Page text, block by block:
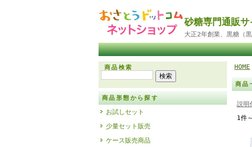
砂糖専門通販サ
大正2年創業、黒糖（
商品検索
商品形態から探す
お試しセット
少量セット販売
ケース販売商品
HOME
商品
説明
1件